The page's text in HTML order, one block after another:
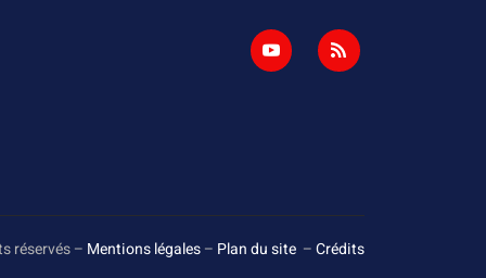
réservés – Mentions légales– Plan du site –Crédits